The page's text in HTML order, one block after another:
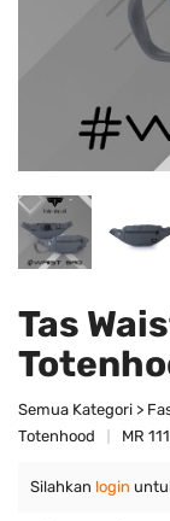
Tas
Semua Kategori >
Totenhood
MR
Silahkan login